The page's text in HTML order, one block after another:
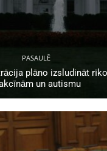
PASAULĒ
plāno izsludināt
un autismu